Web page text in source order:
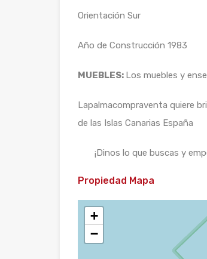
Orientación Sur
Año de Construcción 1983
MUEBLES: Los muebles y
Lapalmacompraventa quiere
de las Islas Canarias España
¡Dinos lo que buscas y
Propiedad Mapa
+
−